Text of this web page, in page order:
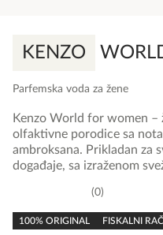
KENZO
Parfemska voda za žene
rating
0
100% ORIGINAL FISKALNI
Kenzo World for women –
olfaktivne porodice sa
ambroksana. Prikladan za
događaje, sa izraženom